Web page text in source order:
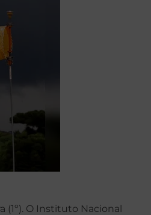
(1º). O Instituto Nacional